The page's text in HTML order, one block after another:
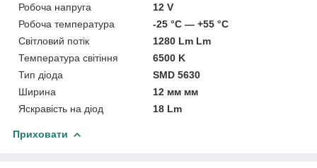
Робоча напруга
12 V
Робоча температура
-25 °C — +55 °C
Світловий потік
1280 Lm Lm
Температура світіння
6500 K
Тип діода
SMD 5630
Ширина
12 мм мм
Яскравість на діод
18 Lm
Приховати